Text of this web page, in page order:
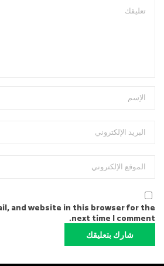
and website in this browser for the
next time I comment.